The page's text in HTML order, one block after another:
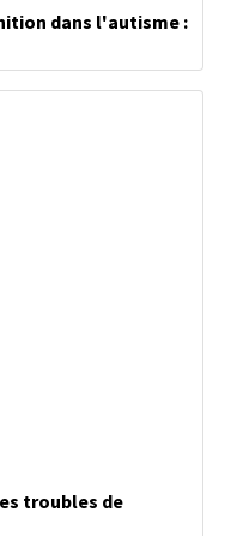
dans l'autisme :
troubles de